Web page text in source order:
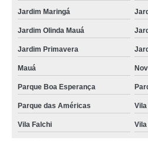
tomografia intestinal preço Sadokim
tomografia de crânio infantil em sp Feital
clínica para tomografia do crânio com
clínica para tomografia dos ossos
tomografia do tórax Bananal
tomografia do tórax em sp Itaquera
clínica para tomografia para tumor
Jardim Maringá
Jardim Olinda Mauá
Jardim Primavera
Mauá
Parque Boa Esperança
Parque das Américas
Vila Falchi Vila